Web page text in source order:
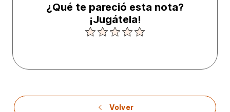
¿Qué te pareció esta nota?
¡Jugátela!
Volver